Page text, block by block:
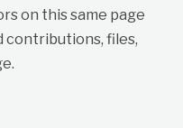
on this same page
contributions, files,